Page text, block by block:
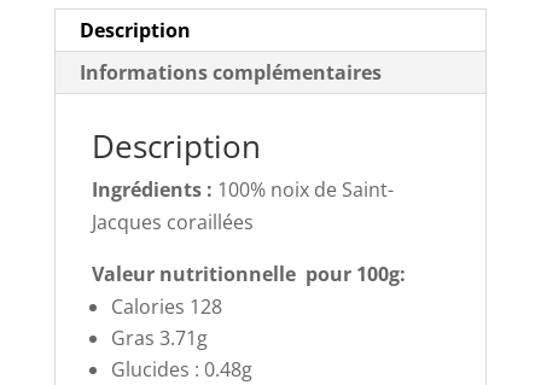
Description
Informations complémentaires
Description
Ingrédients : 100% noix de Saint-
Jacques coraillées
Valeur nutritionnelle pour 100g:
Calories 128
Gras 3.71g
Glucides : 0.48g